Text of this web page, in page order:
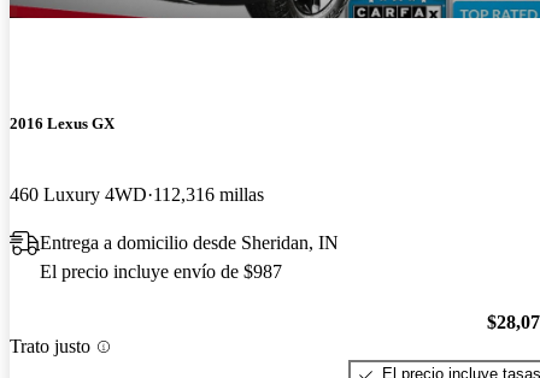
2016 Lexus GX
460 Luxury 4WD 112,316 millas
Entrega a domicilio desde Sheridan, IN
El precio incluye envío de $987
Trato justo
El precio incluye tasas